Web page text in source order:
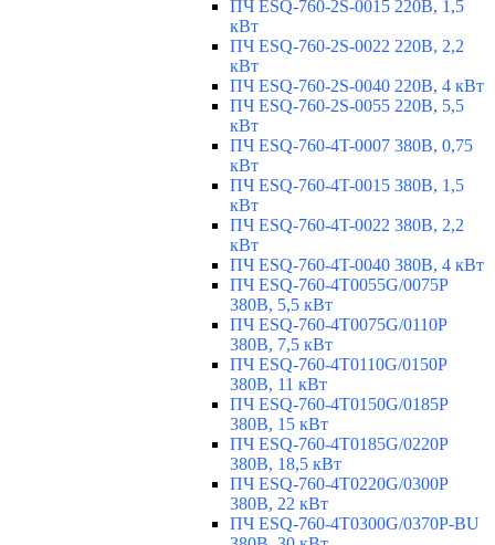
ПЧ ESQ-760-2S-0015 220В, 1,5
кВт
ПЧ ESQ-760-2S-0022 220В, 2,2
кВт
ПЧ ESQ-760-2S-0040 220В, 4 кВт
ПЧ ESQ-760-2S-0055 220В, 5,5
кВт
ПЧ ESQ-760-4T-0007 380В, 0,75
кВт
ПЧ ESQ-760-4T-0015 380В, 1,5
кВт
ПЧ ESQ-760-4T-0022 380В, 2,2
кВт
ПЧ ESQ-760-4T-0040 380В, 4 кВт
ПЧ ESQ-760-4T0055G/0075P
380В, 5,5 кВт
ПЧ ESQ-760-4T0075G/0110P
380В, 7,5 кВт
ПЧ ESQ-760-4T0110G/0150P
380В, 11 кВт
ПЧ ESQ-760-4T0150G/0185P
380В, 15 кВт
ПЧ ESQ-760-4T0185G/0220P
380В, 18,5 кВт
ПЧ ESQ-760-4T0220G/0300P
380В, 22 кВт
ПЧ ESQ-760-4T0300G/0370P-BU